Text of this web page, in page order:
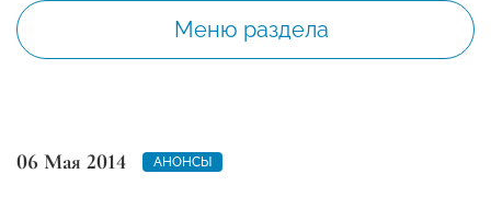
Меню раздела
06 Мая 2014 АНОНСЫ